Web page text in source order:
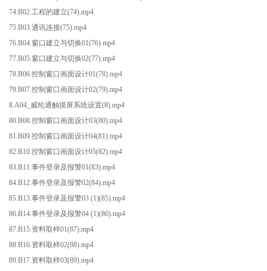
74.B02.工程的建立(74).mp4
75.B03.通讯连接(75).mp4
76.B04.窗口建立与切换01(76).mp4
77.B05.窗口建立与切换02(77).mp4
78.B06.控制窗口画面设计01(78).mp4
79.B07.控制窗口画面设计02(79).mp4
8.A04_威纶通触摸屏系统设置(8).mp4
80.B08.控制窗口画面设计03(80).mp4
81.B09.控制窗口画面设计04(81).mp4
82.B10.控制窗口画面设计05(82).mp4
83.B11.事件登录及报警01(83).mp4
84.B12.事件登录及报警02(84).mp4
85.B13.事件登录及报警03 (1)(85).mp4
86.B14.事件登录及报警04 (1)(86).mp4
87.B15.资料取样01(87).mp4
88.B16.资料取样02(88).mp4
89.B17.资料取样03(89).mp4